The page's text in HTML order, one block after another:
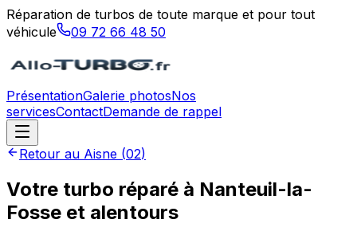
Réparation de turbos de toute marque et pour tout
véhicule
09 72 66 48 50
PrésentationGalerie photosNos
servicesContactDemande de rappel
Retour au Aisne (02)
Votre turbo réparé à Nanteuil-la-
Fosse et alentours